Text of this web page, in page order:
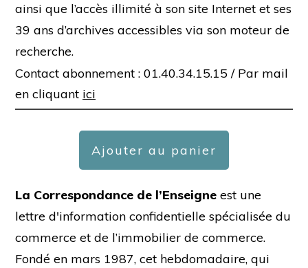
ainsi que l’accès illimité à son site Internet et ses
39 ans d’archives accessibles via son moteur de
recherche.
Contact abonnement : 01.40.34.15.15 / Par mail
en cliquant ici
Ajouter au panier
La Correspondance de l’Enseigne est une
lettre d'information confidentielle spécialisée du
commerce et de l’immobilier de commerce.
Fondé en mars 1987, cet hebdomadaire, qui